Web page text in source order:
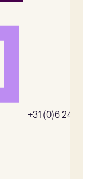
+31 (0)6